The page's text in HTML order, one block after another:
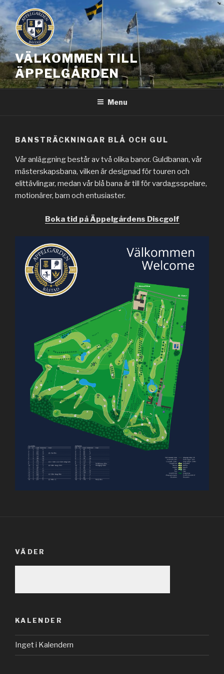
Skip
to
content
VÄLKOMMEN TILL
ÄPPELGÅRDEN
Menu
BANSTRÄCKNINGAR BLÅ OCH GUL
Vår anläggning består av två olika banor. Guldbanan, vår
mästerskapsbana, vilken är designad för touren och
elittävlingar, medan vår blå bana är till för vardagsspelare,
motionärer, barn och entusiaster.
Boka tid på Äppelgårdens Discgolf
VÄDER
KALENDER
Inget i Kalendern